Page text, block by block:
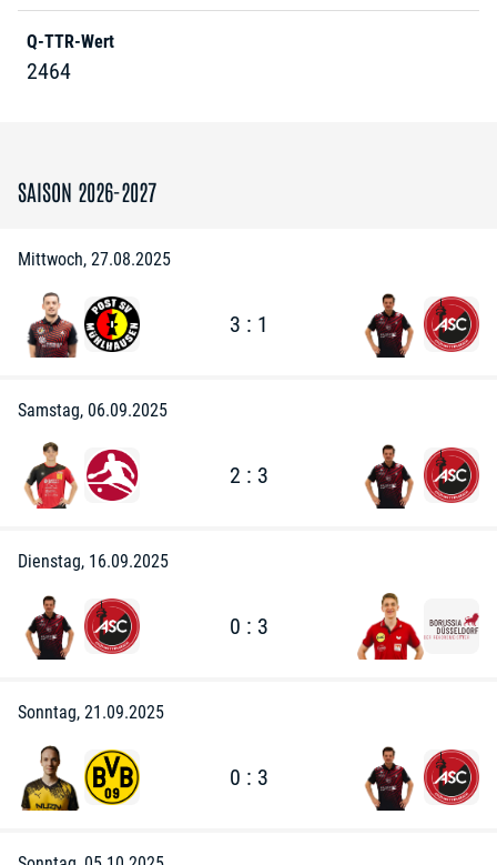
Q-TTR-Wert
2464
SAISON 2026-2027
Mittwoch, 27.08.2025
3 : 1
Samstag, 06.09.2025
2 : 3
Dienstag, 16.09.2025
0 : 3
Sonntag, 21.09.2025
0 : 3